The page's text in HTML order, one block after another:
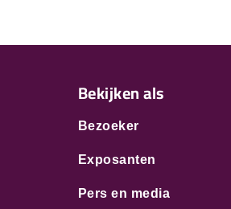
Bekijken als
Bezoeker
Exposanten
Pers en media